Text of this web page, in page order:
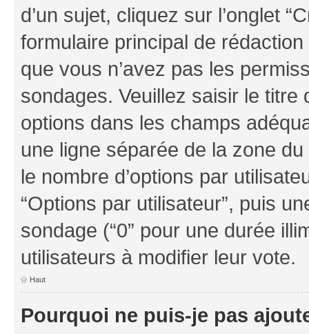
d’un sujet, cliquez sur l’onglet
formulaire principal de
que vous n’avez pas les
sondages. Veuillez saisir le
options dans les champs
une ligne séparée de la zone
le nombre d’options par
“Options par utilisateur”, puis
sondage (“0” pour une durée
utilisateurs à modifier leur vote.
Haut
Pourquoi ne puis-je pas